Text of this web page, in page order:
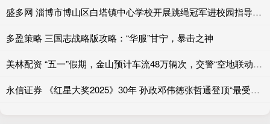
盛多网 淄博市博山区白塔镇中心学校开展跳绳冠军进校园指导活动
多盈策略 三国志战略版攻略：“华服”甘宁，暴击之神
美林配资 “五一”假期，金山预计车流48万辆次，交警“空地联动”应对“大考”
永信证券 《红星大奖2025》30年 孙政邓伟徳张哲通登顶“最受欢迎潜力星”_角色_电视剧_新生代